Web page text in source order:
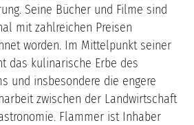
Seine Bücher und Filme sind
mit zahlreichen Preisen
worden. Im Mittelpunkt seiner
das kulinarische Erbe des
und insbesondere die engere
zwischen der Landwirtschaft
Flammer ist Inhaber